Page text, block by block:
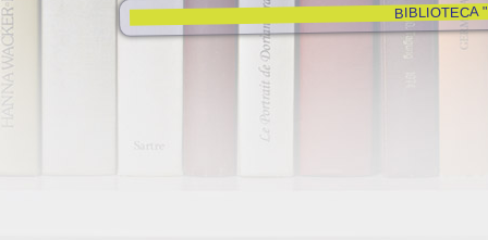
BIBLIOTECA